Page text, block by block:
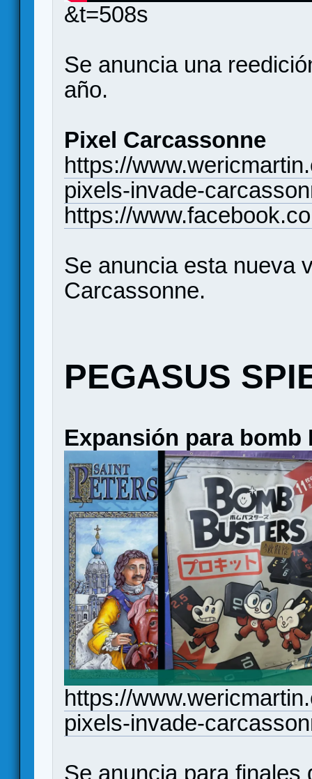
&t=508s
Se anuncia una
año.
Pixel Carcassonne
https://
pixels-invade-
https://
Se anuncia esta nueva
Carcassonne.
PEGASUS
Expansión para bomb
https://
pixels-invade-
Se anuncia para finales